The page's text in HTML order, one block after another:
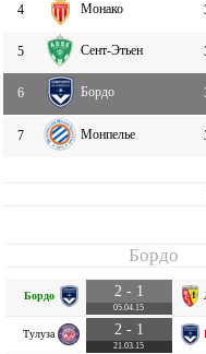
4 Монако
5 Сент-Этьен
6 Бордо
7 Монпелье
Бордо
Бордо 2 - 1
05.04.15
Тулуза 2 - 1
21.03.15